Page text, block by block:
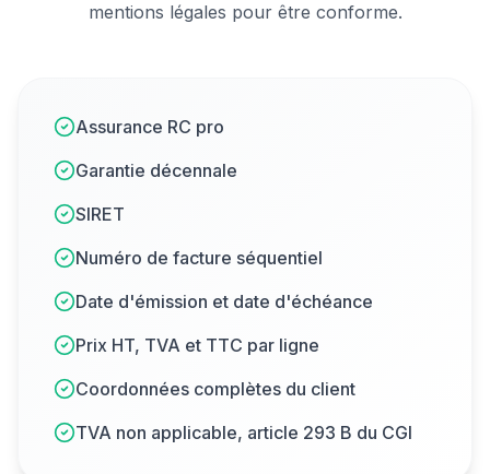
mentions légales pour être conforme.
Assurance RC pro
Garantie décennale
SIRET
Numéro de facture séquentiel
Date d'émission et date d'échéance
Prix HT, TVA et TTC par ligne
Coordonnées complètes du client
TVA non applicable, article 293 B du CGI